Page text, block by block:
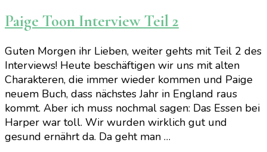
Paige Toon Interview Teil 2
Guten Morgen ihr Lieben, weiter gehts mit Teil 2 des
Interviews! Heute beschäftigen wir uns mit alten
Charakteren, die immer wieder kommen und Paige
neuem Buch, dass nächstes Jahr in England raus
kommt. Aber ich muss nochmal sagen: Das Essen bei
Harper war toll. Wir wurden wirklich gut und
gesund ernährt da. Da geht man …